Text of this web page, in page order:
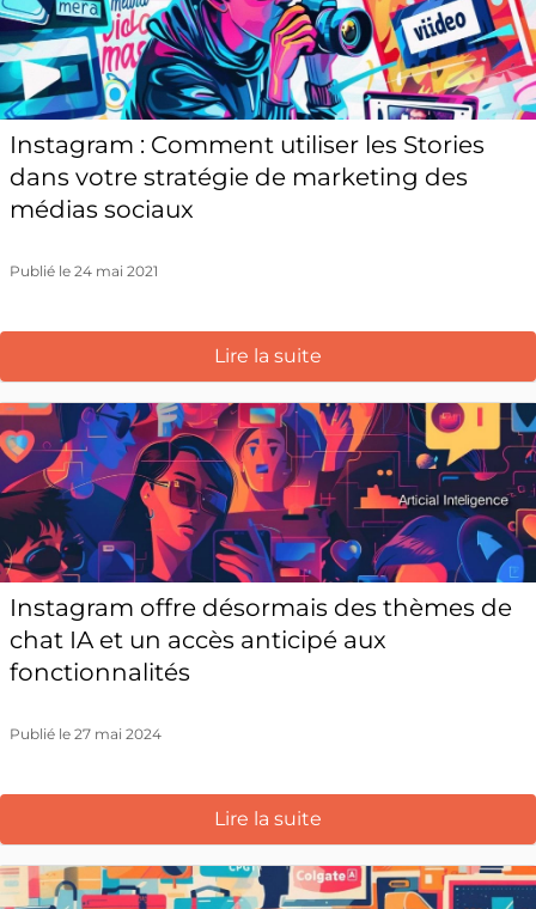
Instagram : Comment utiliser les Stories
dans votre stratégie de marketing des
médias sociaux
Publié le 24 mai 2021
Lire la suite
Instagram offre désormais des thèmes de
chat IA et un accès anticipé aux
fonctionnalités
Publié le 27 mai 2024
Lire la suite